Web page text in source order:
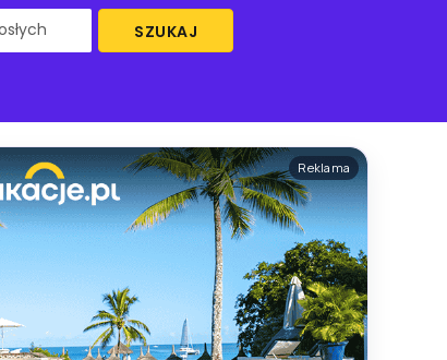
SZUKAJ
Reklama